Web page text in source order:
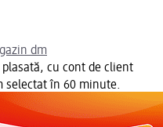
dm
cu cont de client
selectat în 60 minute.